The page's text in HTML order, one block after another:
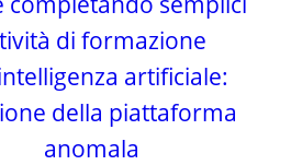
di formazione
artificiale:
della piattaforma
anomala